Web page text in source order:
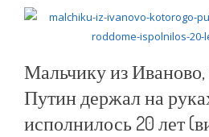
Мальчику из Иваново,
Путин держал на
исполнилось 20 лет